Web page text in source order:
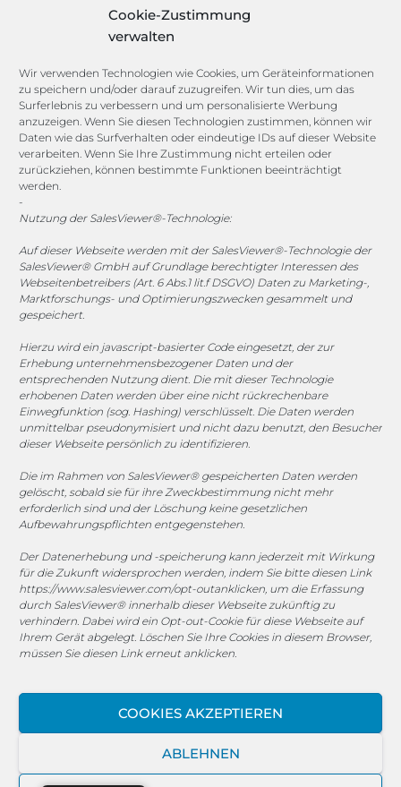
Cookie-Zustimmung
verwalten
Wir verwenden Technologien wie Cookies, um Geräteinformationen
zu speichern und/oder darauf zuzugreifen. Wir tun dies, um das
Surferlebnis zu verbessern und um personalisierte Werbung
anzuzeigen. Wenn Sie diesen Technologien zustimmen, können wir
Daten wie das Surfverhalten oder eindeutige IDs auf dieser Website
verarbeiten. Wenn Sie Ihre Zustimmung nicht erteilen oder
zurückziehen, können bestimmte Funktionen beeinträchtigt
werden.
-
Nutzung der SalesViewer®-Technologie:
Auf dieser Webseite werden mit der SalesViewer®-Technologie der
SalesViewer® GmbH auf Grundlage berechtigter Interessen des
Webseitenbetreibers (Art. 6 Abs.1 lit.f DSGVO) Daten zu Marketing-,
Marktforschungs- und Optimierungszwecken gesammelt und
gespeichert.
Hierzu wird ein javascript-basierter Code eingesetzt, der zur
Erhebung unternehmensbezogener Daten und der
entsprechenden Nutzung dient. Die mit dieser Technologie
erhobenen Daten werden über eine nicht rückrechenbare
Einwegfunktion (sog. Hashing) verschlüsselt. Die Daten werden
unmittelbar pseudonymisiert und nicht dazu benutzt, den Besucher
dieser Webseite persönlich zu identifizieren.
Die im Rahmen von SalesViewer® gespeicherten Daten werden
gelöscht, sobald sie für ihre Zweckbestimmung nicht mehr
erforderlich sind und der Löschung keine gesetzlichen
Aufbewahrungspflichten entgegenstehen.
Der Datenerhebung und -speicherung kann jederzeit mit Wirkung
für die Zukunft widersprochen werden, indem Sie bitte diesen Link
https://www.salesviewer.com/opt-outanklicken, um die Erfassung
durch SalesViewer® innerhalb dieser Webseite zukünftig zu
verhindern. Dabei wird ein Opt-out-Cookie für diese Webseite auf
Ihrem Gerät abgelegt. Löschen Sie Ihre Cookies in diesem Browser,
müssen Sie diesen Link erneut anklicken.
COOKIES AKZEPTIEREN
ABLEHNEN
Target Group Fitting
Licence Manager
Lexicon
Channels
vertrieb@megasoft.de
+49 2173 265 06 0
Mo. - Do. 08:00 - 17:00 Uhr
Fr. 08:00 - 15:00 Uhr
Sponsoring
1. FC Monheim
COOKIE-RICHTLINIE (EU)
© 2025 MEGASOFT® IT GmbH & Co. KG |
MEGASOFT® IT reserves the right not to be responsible for
the topicality, correctness, completeness or quality of the
information provided. Liability claims against the author,
which refer to material or immaterial nature caused by use
or disuse of the information or the use of incorrect or
not intentional or grossly negligent fault. All offers are
subject to change and non-binding. Parts of the pages or
the complete publication including all offers and
information might be extended, changed or partly or
completely deleted by MEGASOFT® IT without separate